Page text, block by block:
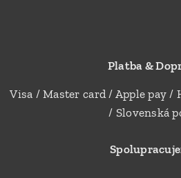
Platba &
Visa / Master card / Apple pay /
/ Slovenská